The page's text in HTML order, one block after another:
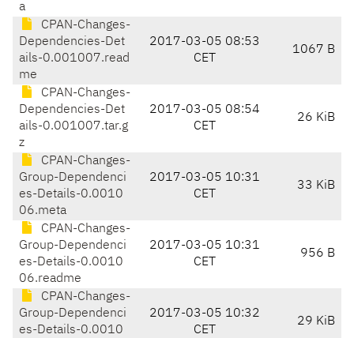
a
CPAN-Changes-
Dependencies-Det
ails-0.001007.read
me
2017-03-05 08:53
CET
1067 B
CPAN-Changes-
Dependencies-Det
ails-0.001007.tar.g
z
2017-03-05 08:54
CET
26 KiB
CPAN-Changes-
Group-Dependenci
es-Details-0.0010
06.meta
2017-03-05 10:31
CET
33 KiB
CPAN-Changes-
Group-Dependenci
es-Details-0.0010
06.readme
2017-03-05 10:31
CET
956 B
CPAN-Changes-
Group-Dependenci
es-Details-0.0010
2017-03-05 10:32
CET
29 KiB